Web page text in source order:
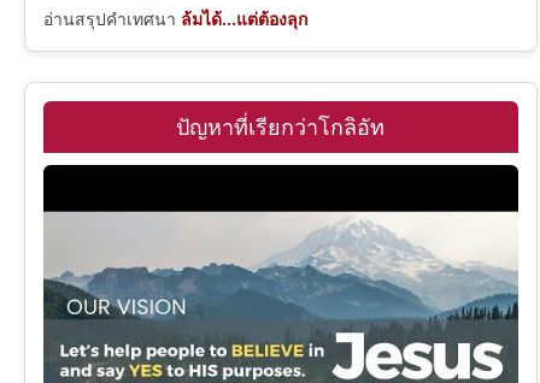
อิสยาห์
ดาเนียล
โฮเชยา
อาโมส
อ่านสรุปคำเทศนา ล้มได้...แต่ต้องลุก
ปัญหาที่เรียกว่าโกลิอัท